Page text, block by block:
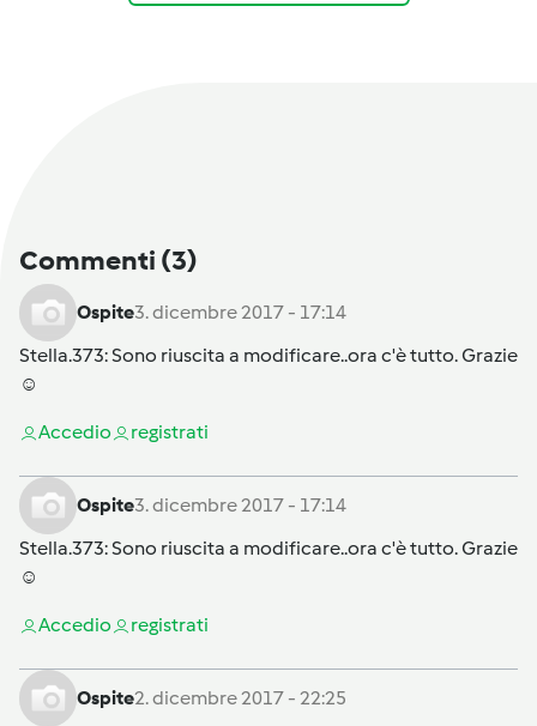
Commenti (3)
Ospite3. dicembre 2017 - 17:14
Stella.373: Sono riuscita a modificare..ora c'è tutto. Grazie
☺
Accedio registrati
Ospite3. dicembre 2017 - 17:14
Stella.373: Sono riuscita a modificare..ora c'è tutto. Grazie
☺
Accedio registrati
Ospite2. dicembre 2017 - 22:25